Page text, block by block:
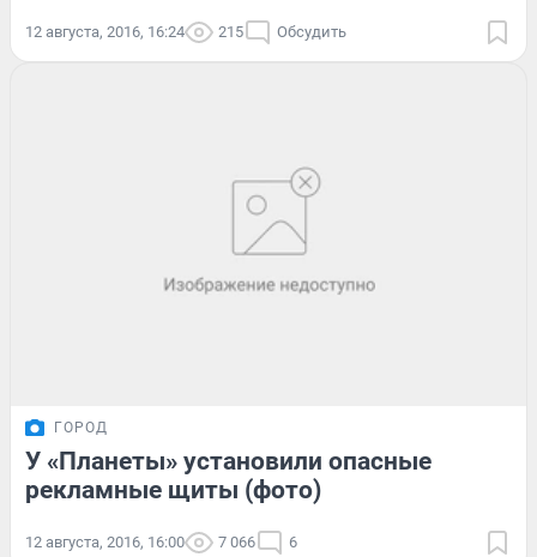
12 августа, 2016, 16:24 215 Обсудить
ГОРОД
У «Планеты» установили опасные
рекламные щиты (фото)
12 августа, 2016, 16:00 7 066 6